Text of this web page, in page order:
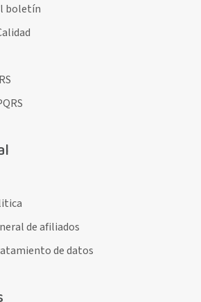
boletín
de afiliados
de datos